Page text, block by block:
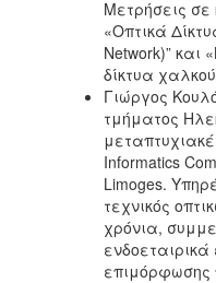
Μετρήσεις σε
«Οπτικά
Network)”
δίκτυα
Γιώργος
τμήματος
Informatics
Limoges.
τεχνικός
χρόνια,
επιμόρφωσης